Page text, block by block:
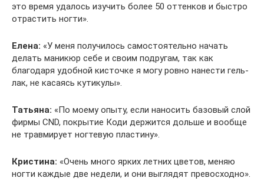
это время удалось изучить более 50 оттенков и быстро
отрастить ногти».
Елена: «У меня получилось самостоятельно начать
делать маникюр себе и своим подругам, так как
благодаря удобной кисточке я могу ровно нанести гель-
лак, не касаясь кутикулы».
Татьяна: «По моему опыту, если наносить базовый слой
фирмы CND, покрытие Коди держится дольше и вообще
не травмирует ногтевую пластину».
Кристина: «Очень много ярких летних цветов, меняю
ногти каждые две недели, и они выглядят превосходно».